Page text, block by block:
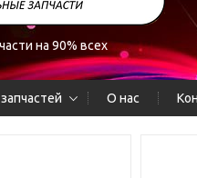
на 90% всех
О нас